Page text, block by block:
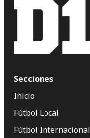
Secciones
Inicio
Fútbol Local
Fútbol Internacional